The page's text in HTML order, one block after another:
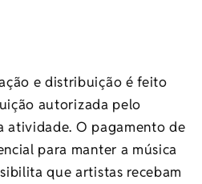
e distribuição é feito
autorizada pelo
atividade. O pagamento de
para manter a música
que artistas recebam